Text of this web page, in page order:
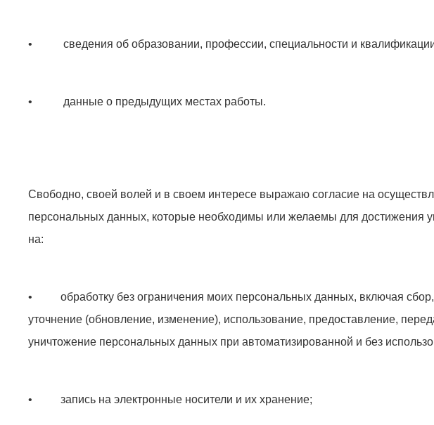
• сведения об образовании, профессии, специальности и
• данные о предыдущих местах работы.
Свободно, своей волей и в своем интересе выражаю согласие на
персональных данных, которые необходимы или желаемы для достижения
на:
• обработку без ограничения моих персональных данных, включая сбор,
уточнение (обновление, изменение), использование, предоставление,
уничтожение персональных данных при автоматизированной и без
• запись на электронные носители и их хранение;